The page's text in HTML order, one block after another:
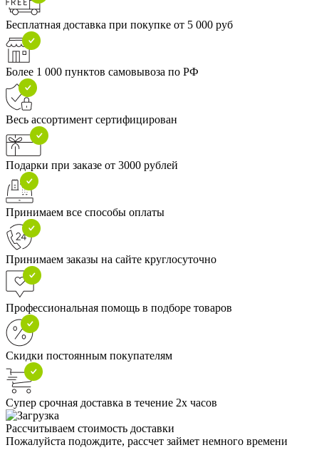
Бесплатная доставка при покупке от 5 000 руб
Более 1 000 пунктов самовывоза по РФ
Весь ассортимент сертифицирован
Подарки при заказе от 3000 рублей
Принимаем все способы оплаты
Принимаем заказы на сайте круглосуточно
Профессиональная помощь в подборе товаров
Скидки постоянным покупателям
Супер срочная доставка в течение 2х часов
Рассчитываем стоимость доставки
Пожалуйста подождите, рассчет займет немного времени